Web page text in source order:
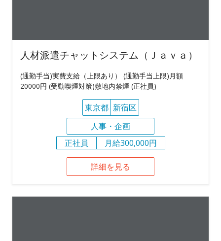
人材派遣チャットシステム（Ｊａｖａ）
(通勤手当)実費支給（上限あり） (通勤手当上限)月額
20000円 (受動喫煙対策)敷地内禁煙 (正社員)
東京都 新宿区
人事・企画
正社員
月給300,000円
詳細を見る